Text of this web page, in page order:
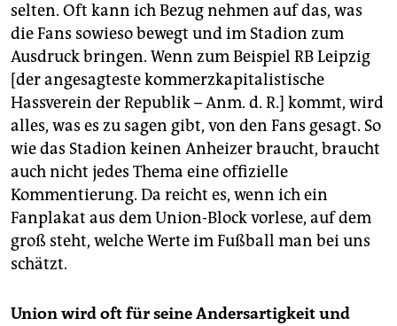
selten. Oft kann ich Bezug nehmen auf das, was
die Fans sowieso bewegt und im Stadion zum
Ausdruck bringen. Wenn zum Beispiel RB Leipzig
[der angesagteste kommerzkapitalistische
Hassverein der Republik – Anm. d. R.] kommt, wird
alles, was es zu sagen gibt, von den Fans gesagt. So
wie das Stadion keinen Anheizer braucht, braucht
auch nicht jedes Thema eine offizielle
Kommentierung. Da reicht es, wenn ich ein
Fanplakat aus dem Union-Block vorlese, auf dem
groß steht, welche Werte im Fußball man bei uns
schätzt.
Union wird oft für seine An­ders­artigkeit und